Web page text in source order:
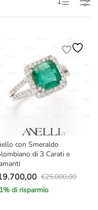
con Smeraldo
di 3 Carati e
€25.000,00
% di risparmio